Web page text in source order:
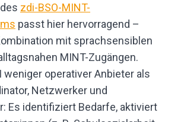
zdi-BSO-MINT-
passt hier hervorragend –
mit sprachsensiblen
MINT-Zugängen.
weniger operativer Anbieter als
Netzwerker und
Es identifiziert Bedarfe, aktiviert